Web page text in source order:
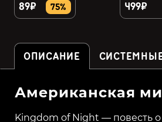
89₽ 75% 499₽
ОПИСАНИЕ
Американская
Kingdom of Night — повесть